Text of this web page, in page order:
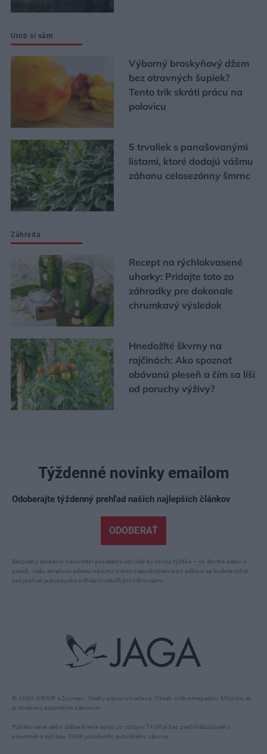
Urob si sám
Výborný broskyňový džem
bez otravných šupiek?
Tento trik skráti prácu na
polovicu
5 trvaliek s panašovanými
listami, ktoré dodajú vášmu
záhonu celosezónny šmrnc
Záhrada
Recept na rýchlokvasené
uhorky: Pridajte toto zo
záhradky pre dokonale
chrumkavý výsledok
Hnedožlté škvrny na
rajčinách: Ako spoznať
obávanú pleseň a čím sa líši
od poruchy výživy?
© JAGA GROUP a Zoznam. Všetky práva vyhradené. Obsah online magazínu Môjdom.sk
je chránený autorským zákonom.
Publikovanie alebo ďalšie šírenie správ zo zdrojov TASR je bez predchádzajúceho
písomného súhlasu TASR porušením autorského zákona.
Týždenné novinky emailom
Odoberajte týždenný prehľad našich najlepších článkov
ODOBERAŤ
Bezplatný emailový newsletter posielame obvykle ku koncu týždňa – vo štvrtok alebo v
piatok. Vašu emailovú adresu nikomu inému neposkytneme a z odberu sa budete môcť
kedykoľvek jednoducho odhlásiť niekoľkými kliknutiami.